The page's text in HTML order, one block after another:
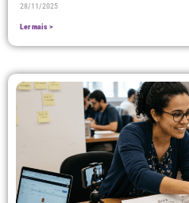
28/11/2025
Ler mais >